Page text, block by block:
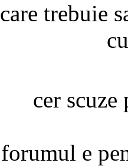
care trebuie
cer
forumul e